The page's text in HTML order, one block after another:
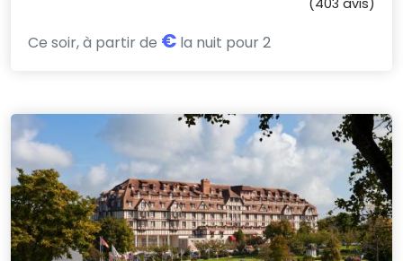
(403 avis)
Ce soir, à partir de € la nuit pour 2